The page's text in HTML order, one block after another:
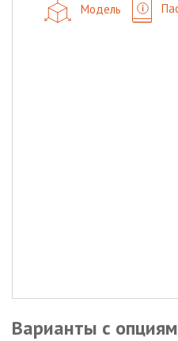
Модель
Варианты с